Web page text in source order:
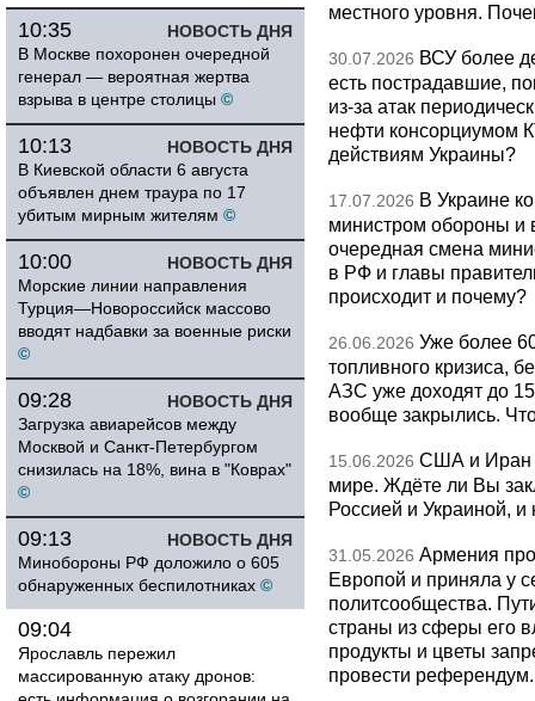
НОВОСТЬ ДНЯ
10:35
В Москве похоронен очередной
генерал — вероятная жертва
взрыва в центре столицы ©
НОВОСТЬ ДНЯ
10:13
В Киевской области 6 августа
объявлен днем траура по 17
убитым мирным жителям ©
НОВОСТЬ ДНЯ
10:00
Морские линии направления
Турция—Новороссийск массово
вводят надбавки за военные риски
©
НОВОСТЬ ДНЯ
09:28
Загрузка авиарейсов между
Москвой и Санкт-Петербургом
снизилась на 18%, вина в "Коврах"
©
НОВОСТЬ ДНЯ
09:13
Минобороны РФ доложило о 605
обнаруженных беспилотниках ©
09:04
Ярославль пережил
массированную атаку дронов:
местного уровня.
30.07.2026 ВСУ более
есть пострадавшие,
из-за атак
нефти консорциумом
действиям Украины?
17.07.2026 В Украине
министром обороны и
очередная смена
в РФ и главы
происходит и почему?
26.06.2026 Уже более
топливного кризиса,
АЗС уже доходят до
вообще закрылись.
15.06.2026 США и Иран
мире. Ждёте ли Вы
Россией и Украиной,
31.05.2026 Армения
Европой и приняла у
политсообщества.
страны из сферы его
продукты и цветы
провести